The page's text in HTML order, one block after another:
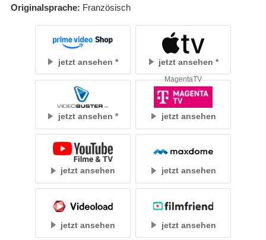
Originalsprache Französisch
jetzt ansehen jetzt ansehen
jetzt ansehen jetzt ansehen
MagentaTV
jetzt ansehen jetzt ansehen
jetzt ansehen jetzt ansehen